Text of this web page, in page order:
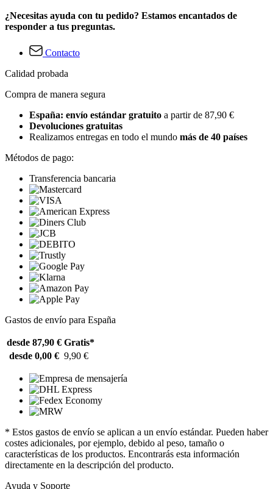
¿Necesitas ayuda con tu pedido? Estamos encantados de
responder a tus preguntas.
Contacto
Calidad probada
Compra de manera segura
España: envío estándar gratuito a partir de 87,90 €
Devoluciones gratuitas
Realizamos entregas en todo el mundo más de 40 países
Métodos de pago:
Transferencia bancaria
Gastos de envío para España
desde 87,90 € Gratis*
desde 0,00 € 9,90 €
* Estos gastos de envío se aplican a un envío estándar. Pueden haber
costes adicionales, por ejemplo, debido al peso, tamaño o
características de los productos. Encontrarás esta información
directamente en la descripción del producto.
Ayuda y Soporte